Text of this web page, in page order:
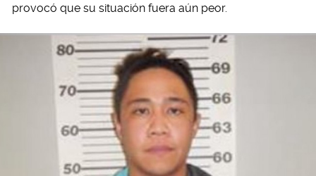
provocó que su situación fuera aún peor.